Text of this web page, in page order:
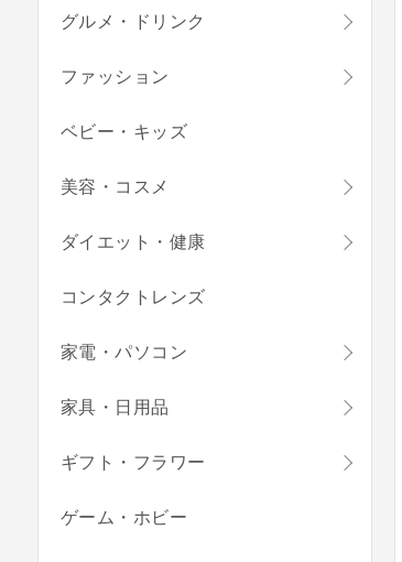
グルメ・ドリンク
ファッション
ベビー・キッズ
美容・コスメ
ダイエット・健康
コンタクトレンズ
家電・パソコン
家具・日用品
ギフト・フラワー
ゲーム・ホビー